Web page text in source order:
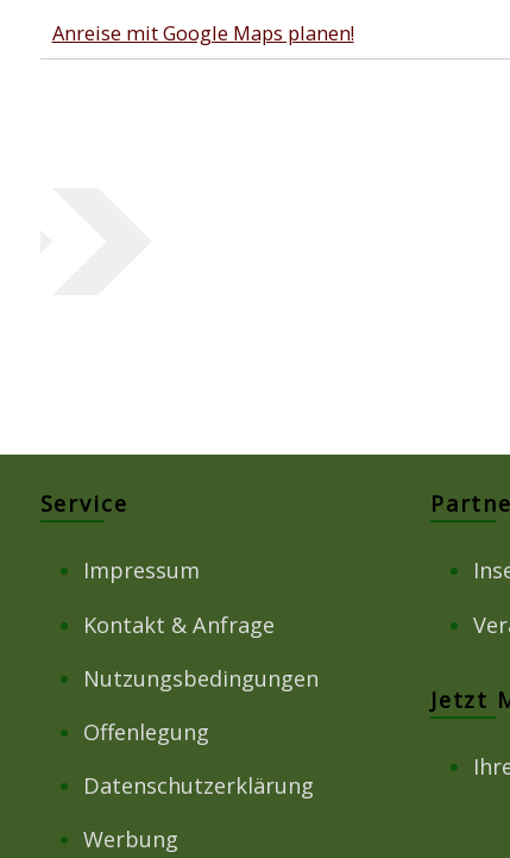
Anreise mit Google Maps planen!
Service
Impressum
Kontakt & Anfrage
Nutzungsbedingungen
Offenlegung
Datenschutzerklärung
Werbung
Jetzt